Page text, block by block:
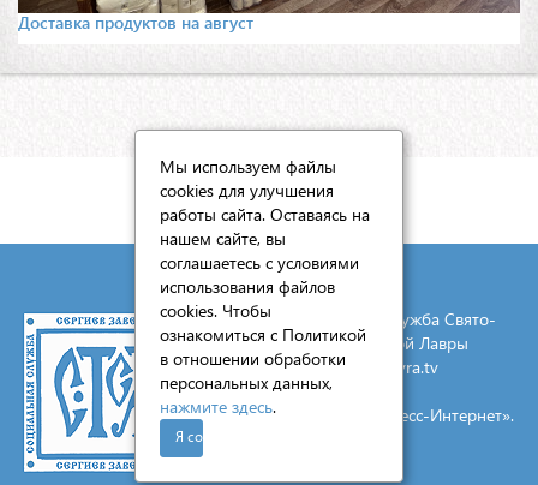
Доставка продуктов на август
КАРТА САЙТА
© 2026 Социальная служба Свято-
Троицкой Сергиевой Лавры
E-mail:mail@lavra.tv
Создание сайта - «Экспресс-Интернет».
Мы используем файлы
cookies для улучшения
работы сайта. Оставаясь на
нашем сайте, вы
соглашаетесь с условиями
использования файлов
cookies. Чтобы
ознакомиться с Политикой
в отношении обработки
персональных данных,
нажмите здесь.
Я согласен